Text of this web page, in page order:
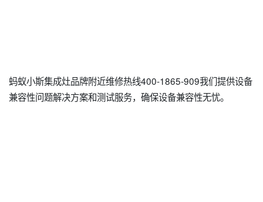
蚂蚁小斯集成灶品牌附近维修热线400-1865-909我们提供设备
兼容性问题解决方案和测试服务，确保设备兼容性无忧。